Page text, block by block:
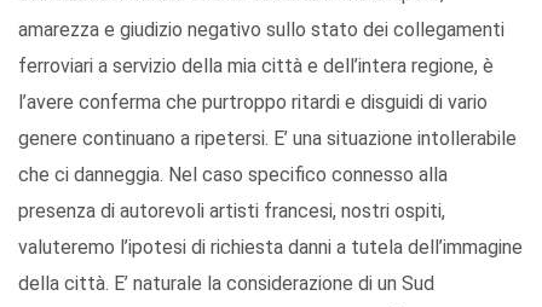
amarezza e giudizio negativo sullo stato dei collegamenti
ferroviari a servizio della mia città e dell’intera regione, è
l’avere conferma che purtroppo ritardi e disguidi di vario
genere continuano a ripetersi. E’ una situazione intollerabile
che ci danneggia. Nel caso specifico connesso alla
presenza di autorevoli artisti francesi, nostri ospiti,
valuteremo l’ipotesi di richiesta danni a tutela dell’immagine
della città. E’ naturale la considerazione di un Sud